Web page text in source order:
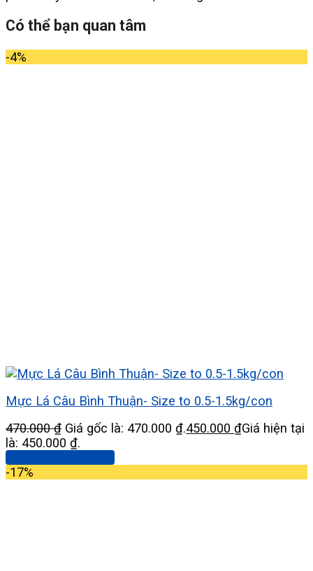
Có thể bạn quan tâm
-4%
Mực Lá Câu Bình Thuận- Size to 0.5-1.5kg/con
470.000₫ Giá gốc là: 470.000 ₫.450.000 ₫Giá hiện tại
là: 450.000 ₫.
-17%